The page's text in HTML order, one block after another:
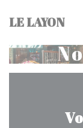
LE LAYON